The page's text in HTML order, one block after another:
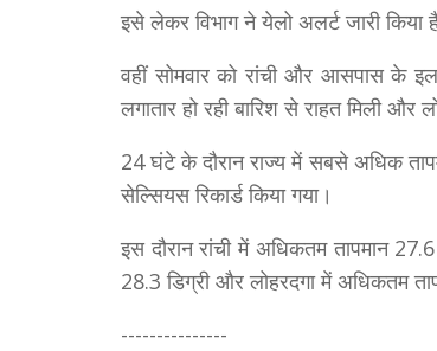
इसे लेकर विभाग ने येलो अलर्ट जारी किया
वहीं सोमवार को रांची और आसपास के
लगातार हो रही बारिश से राहत मिली और
24 घंटे के दौरान राज्य में सबसे अधिक
सेल्सियस रिकार्ड किया गया।
इस दौरान रांची में अधिकतम तापमान
28.3 डिग्री और लोहरदगा में अधिकतम
---------------